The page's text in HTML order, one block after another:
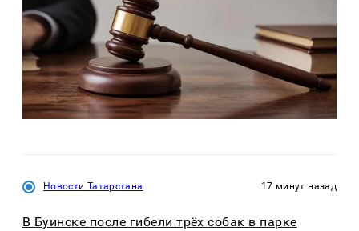
Новости Татарстана 17 минут назад
В Буинске после гибели трёх собак в парке